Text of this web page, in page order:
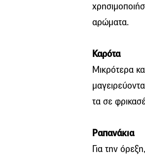
αρώματα.
Καρότα
Μικρότερα
τα σε
Ραπανάκια
Για την